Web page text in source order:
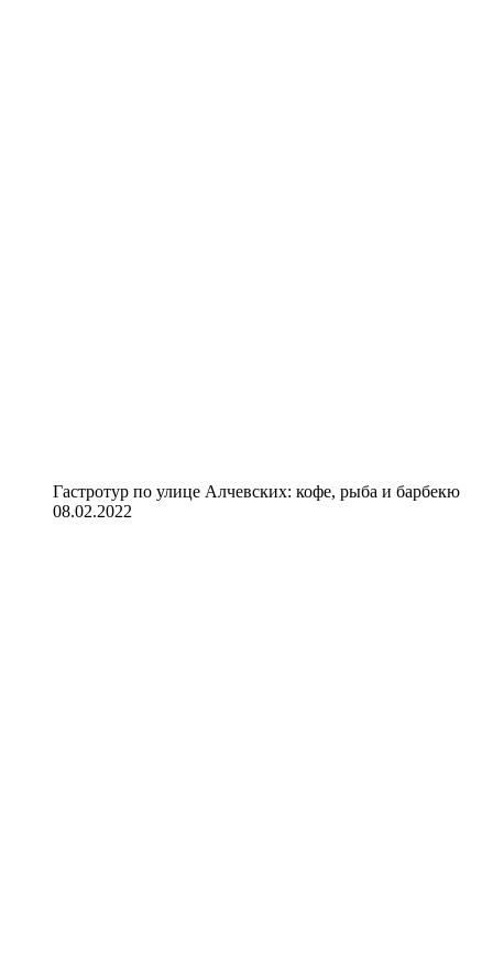
Гастротур по улице Алчевских: кофе, рыба и барбекю
08.02.2022